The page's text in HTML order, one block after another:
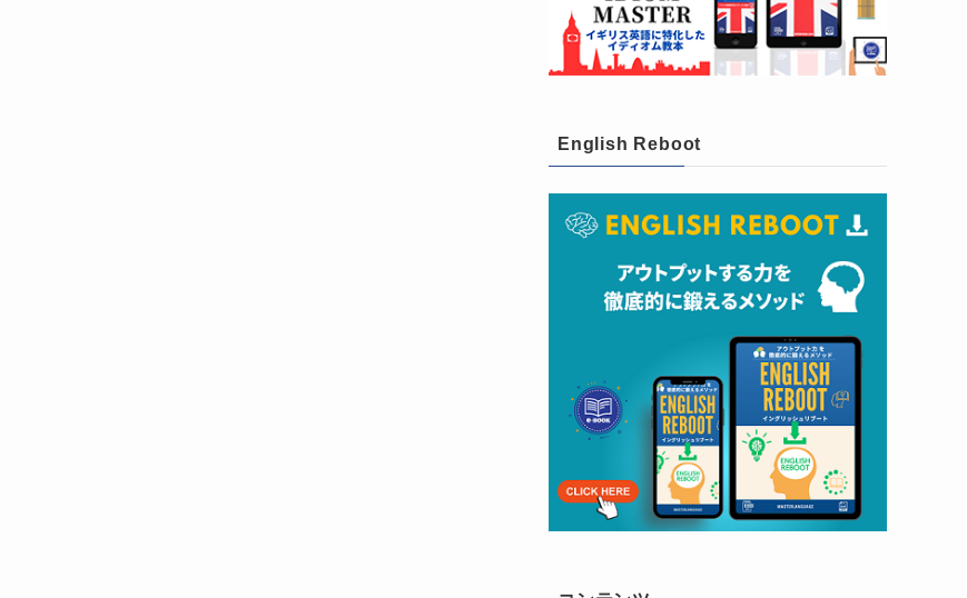
English Reboot